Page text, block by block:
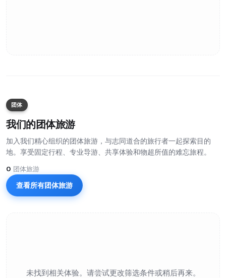
团体
我们的团体旅游
加入我们精心组织的团体旅游，与志同道合的旅行者一起探索目的
地。享受固定行程、专业导游、共享体验和物超所值的难忘旅程。
0 团体旅游
查看所有团体旅游
未找到相关体验。请尝试更改筛选条件或稍后再来。